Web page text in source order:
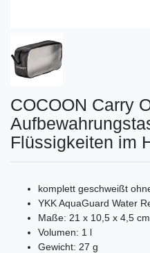
COCOON Carry
Flüssigkeiten im
komplett geschweißt
YKK AquaGuard Water
Maße: 21 x 10,5 x 4,5 cm
Volumen: 1 l
Gewicht: 27 g